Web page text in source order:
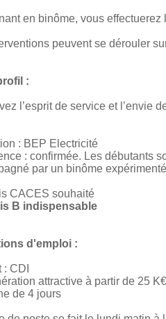
en binôme, vous
peuvent se dérouler
:
l’esprit de service et l’envie
: BEP Electricité
: confirmée. Les débutants
par un binôme
CACES souhaité
B indispensable
d'emploi :
CDI
attractive à partir de 25
de 4 jours